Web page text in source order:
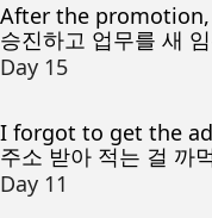
After the
승진하고 업무를 새
Day 15
I forgot to get the
주소 받아 적는 걸 까
Day 11